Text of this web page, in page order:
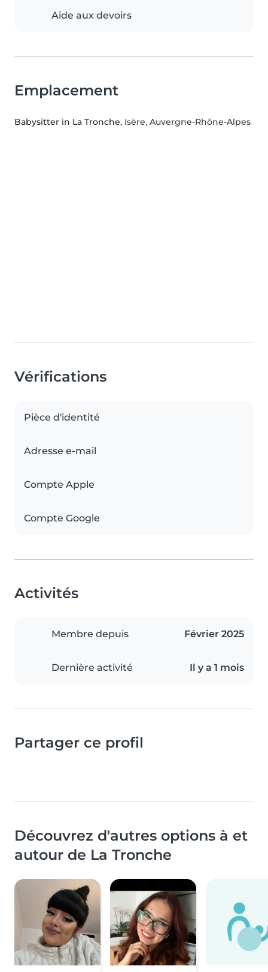
Aide aux devoirs
Emplacement
Babysitter in La Tronche, Isère, Auvergne-Rhône-Alpes
Vérifications
Pièce d'identité
Adresse e-mail
Compte Apple
Compte Google
Activités
Membre depuis Février 2025
Dernière activité Il y a 1 mois
Partager ce profil
Découvrez d'autres options à et
autour de La Tronche